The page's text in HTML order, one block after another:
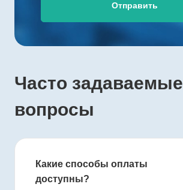
Отправить
Часто задаваемые
вопросы
Какие способы оплаты
доступны?